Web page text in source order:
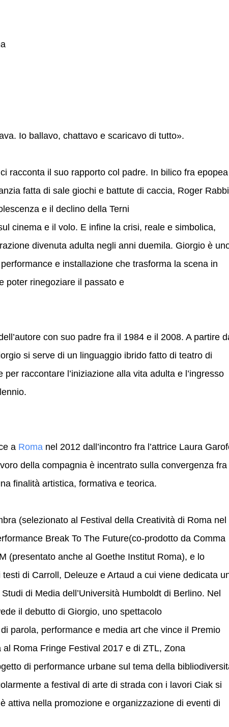
Io ballavo, chattavo e scaricavo di tutto».
racconta il suo rapporto col padre. In bilico fra
fatta di sale giochi e battute di caccia, Roger
e il declino della Terni
cinema e il volo. E infine la crisi, reale e simbolica,
divenuta adulta negli anni duemila. Giorgio è
e installazione che trasforma la scena in
poter rinegoziare il passato e
con suo padre fra il 1984 e il 2008. A partire
si serve di un linguaggio ibrido fatto di teatro di
raccontare l’iniziazione alla vita adulta e l’ingresso
a Roma nel 2012 dall’incontro fra l’attrice Laura
della compagnia è incentrato sulla convergenza fra
finalità artistica, formativa e teorica.
(selezionato al Festival della Creatività di Roma nel
Break To The Future(co-prodotto da Comma
(presentato anche al Goethe Institut Roma), e lo
di Carroll, Deleuze e Artaud a cui viene dedicata
di Media dell’Università Humboldt di Berlino. Nel
il debutto di Giorgio, uno spettacolo
parola, performance e media art che vince il Premio
Roma Fringe Festival 2017 e di ZTL, Zona
di performance urbane sul tema della
a festival di arte di strada con i lavori Ciak si
attiva nella promozione e organizzazione di eventi di